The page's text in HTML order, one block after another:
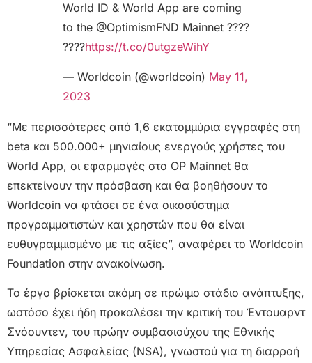
World ID & World App are coming
to the @OptimismFND Mainnet ????
????https://t.co/0utgzeWihY
— Worldcoin (@worldcoin) May 11,
2023
“Με περισσότερες από 1,6 εκατομμύρια εγγραφές στη
beta και 500.000+ μηνιαίους ενεργούς χρήστες του
World App, οι εφαρμογές στο OP Mainnet θα
επεκτείνουν την πρόσβαση και θα βοηθήσουν το
Worldcoin να φτάσει σε ένα οικοσύστημα
προγραμματιστών και χρηστών που θα είναι
ευθυγραμμισμένο με τις αξίες”, αναφέρει το Worldcoin
Foundation στην ανακοίνωση.
Το έργο βρίσκεται ακόμη σε πρώιμο στάδιο ανάπτυξης,
ωστόσο έχει ήδη προκαλέσει την κριτική του Έντουαρντ
Σνόουντεν, του πρώην συμβασιούχου της Εθνικής
Υπηρεσίας Ασφαλείας (NSA), γνωστού για τη διαρροή